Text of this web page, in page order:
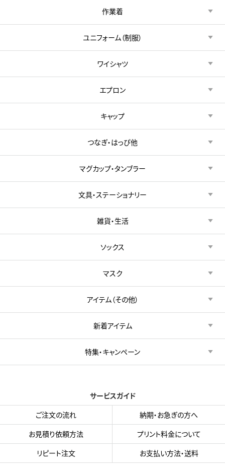
作業着
ユニフォーム（制服）
ワイシャツ
エプロン
キャップ
つなぎ・はっぴ他
マグカップ・タンブラー
文具・ステーショナリー
雑貨・生活
ソックス
マスク
アイテム（その他）
新着アイテム
特集・キャンペーン
サービスガイド
ご注文の流れ
納期・お急ぎの方へ
お見積り依頼方法
プリント料金について
リピート注文
お支払い方法・送料